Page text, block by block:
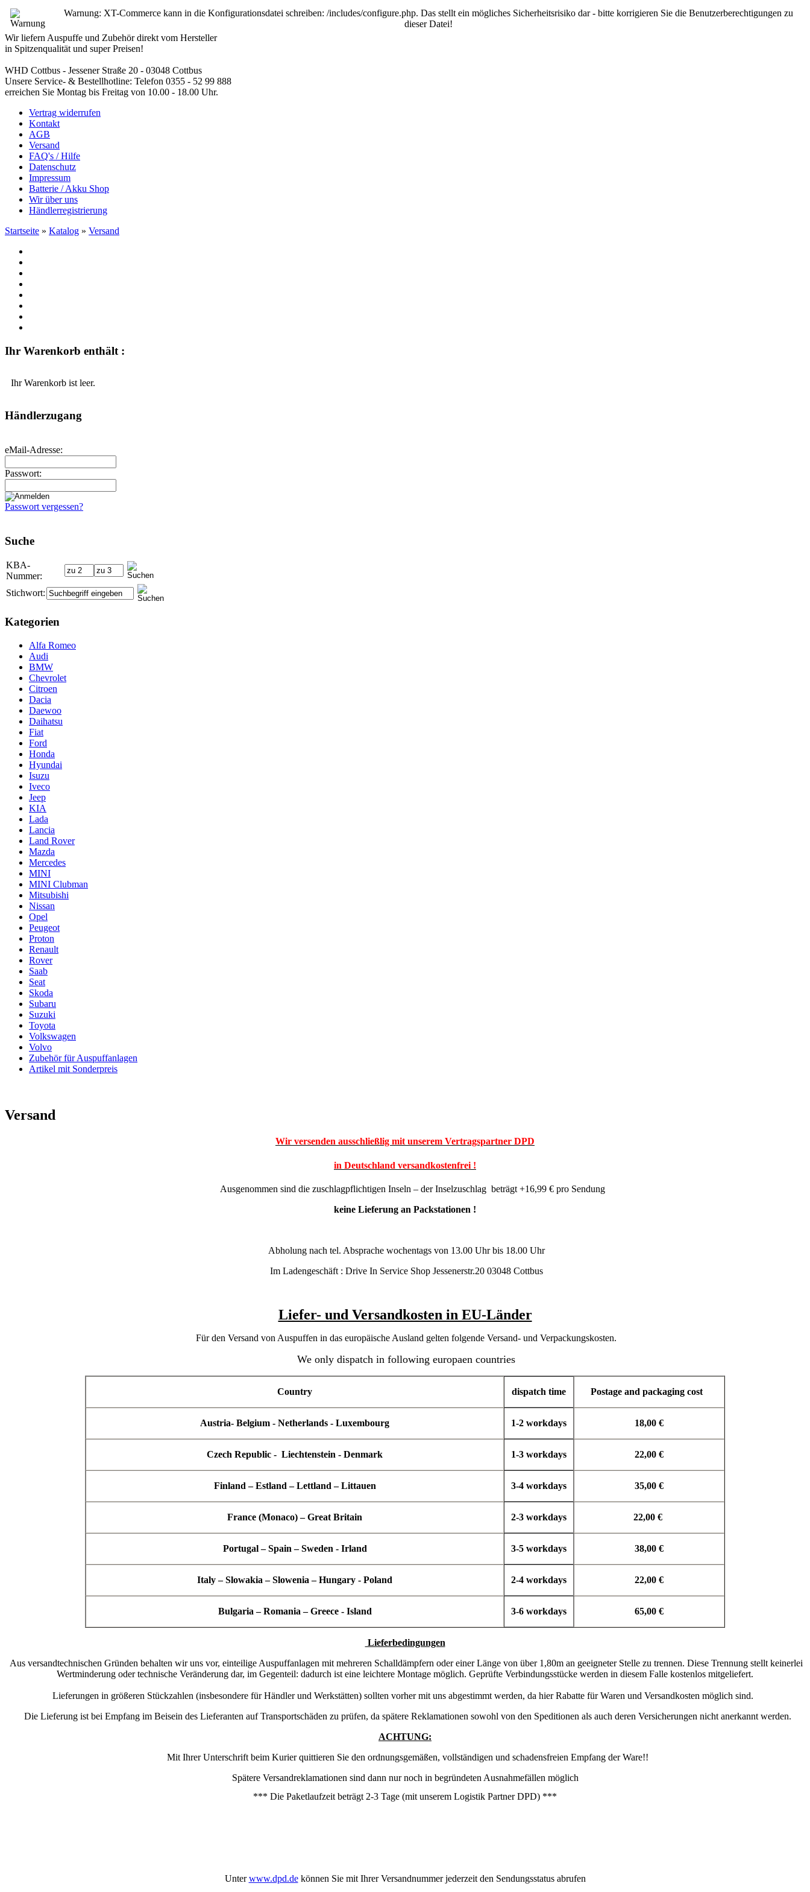
Warnung: XT-Commerce kann in die Konfigurationsdatei schreiben: /includes/configure.php. Das stellt ein mögliches Sicherheitsrisiko dar - bitte korrigieren Sie die Benutzerberechtigungen zu
dieser Datei!
Wir liefern Auspuffe und Zubehör direkt vom Hersteller
in Spitzenqualität und super Preisen!
WHD Cottbus - Jessener Straße 20 - 03048 Cottbus
Unsere Service- & Bestellhotline: Telefon 0355 - 52 99 888
erreichen Sie Montag bis Freitag von 10.00 - 18.00 Uhr.
Vertrag widerrufen
Kontakt
AGB
Versand
FAQ's / Hilfe
Datenschutz
Impressum
Batterie / Akku Shop
Wir über uns
Händlerregistrierung
Startseite » Katalog » Versand
Ihr Warenkorb enthält :
Ihr Warenkorb ist leer.
Händlerzugang
eMail-Adresse:
Passwort:
Passwort vergessen?
Suche
KBA-
Nummer:
Stichwort:
Kategorien
Alfa Romeo
Audi
BMW
Chevrolet
Citroen
Dacia
Daewoo
Daihatsu
Fiat
Ford
Honda
Hyundai
Isuzu
Iveco
Jeep
KIA
Lada
Lancia
Land Rover
Mazda
Mercedes
MINI
MINI Clubman
Mitsubishi
Nissan
Opel
Peugeot
Proton
Renault
Rover
Saab
Seat
Skoda
Subaru
Suzuki
Toyota
Volkswagen
Volvo
Zubehör für Auspuffanlagen
Artikel mit Sonderpreis
Versand
Wir versenden ausschließlig mit unserem Vertragspartner DPD
in Deutschland versandkostenfrei !
Ausgenommen sind die zuschlagpflichtigen Inseln – der Inselzuschlag beträgt +16,99 € pro Sendung
keine Lieferung an Packstationen !
Abholung nach tel. Absprache wochentags von 13.00 Uhr bis 18.00 Uhr
Im Ladengeschäft : Drive In Service Shop Jessenerstr.20 03048 Cottbus
Liefer- und Versandkosten in EU-Länder
Für den Versand von Auspuffen in das europäische Ausland gelten folgende Versand- und Verpackungskosten.
We only dispatch in following europaen countries
Country dispatch time Postage and packaging cost
Austria- Belgium - Netherlands - Luxembourg 1-2 workdays 18,00 €
Czech Republic - Liechtenstein - Denmark 1-3 workdays 22,00 €
Finland – Estland – Lettland – Littauen 3-4 workdays 35,00 €
France (Monaco) – Great Britain 2-3 workdays 22,00 €
Portugal – Spain – Sweden - Irland 3-5 workdays 38,00 €
Italy – Slowakia – Slowenia – Hungary - Poland 2-4 workdays 22,00 €
Bulgaria – Romania – Greece - Island 3-6 workdays 65,00 €
Lieferbedingungen
Aus versandtechnischen Gründen behalten wir uns vor, einteilige Auspuffanlagen mit mehreren Schalldämpfern oder einer Länge von über 1,80m an geeigneter Stelle zu trennen. Diese Trennung stellt keinerlei
Wertminderung oder technische Veränderung dar, im Gegenteil: dadurch ist eine leichtere Montage möglich. Geprüfte Verbindungsstücke werden in diesem Falle kostenlos mitgeliefert.
Lieferungen in größeren Stückzahlen (insbesondere für Händler und Werkstätten) sollten vorher mit uns abgestimmt werden, da hier Rabatte für Waren und Versandkosten möglich sind.
Die Lieferung ist bei Empfang im Beisein des Lieferanten auf Transportschäden zu prüfen, da spätere Reklamationen sowohl von den Speditionen als auch deren Versicherungen nicht anerkannt werden.
ACHTUNG:
Mit Ihrer Unterschrift beim Kurier quittieren Sie den ordnungsgemäßen, vollständigen und schadensfreien Empfang der Ware!!
Spätere Versandreklamationen sind dann nur noch in begründeten Ausnahmefällen möglich
*** Die Paketlaufzeit beträgt 2-3 Tage (mit unserem Logistik Partner DPD) ***
Unterwww.dpd.dekönnen Sie mit Ihrer Versandnummer jederzeit den Sendungsstatus abrufen